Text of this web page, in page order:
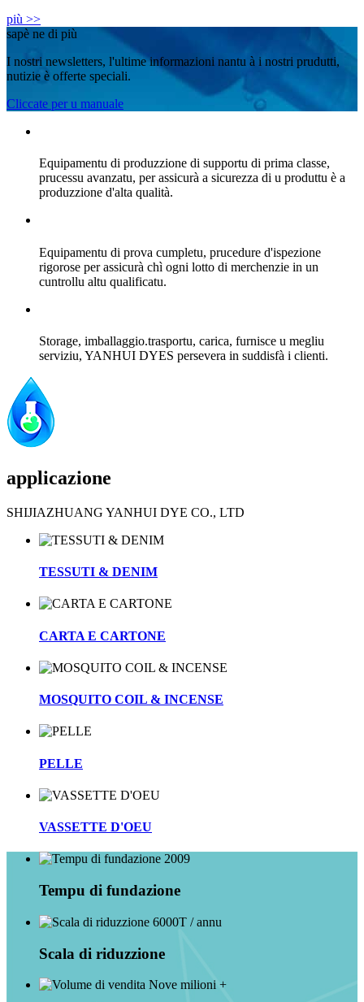
più >>
sapè ne di più
I nostri newsletters, l'ultime informazioni nantu à i nostri prudutti,
nutizie è offerte speciali.
Cliccate per u manuale
Equipamentu di produzzione di supportu di prima classe,
prucessu avanzatu, per assicurà a sicurezza di u produttu è a
produzzione d'alta qualità.
Equipamentu di prova cumpletu, prucedure d'ispezione
rigorose per assicurà chì ogni lotto di merchenzie in un
cuntrollu altu qualificatu.
Storage, imballaggio.trasportu, carica, furnisce u megliu
serviziu, YANHUI DYES persevera in suddisfà i clienti.
applicazione
SHIJIAZHUANG YANHUI DYE CO., LTD
TESSUTI & DENIM
CARTA E CARTONE
MOSQUITO COIL & INCENSE
PELLE
VASSETTE D'OEU
2009
Tempu di fundazione
6000T / annu
Scala di riduzzione
Nove milioni +